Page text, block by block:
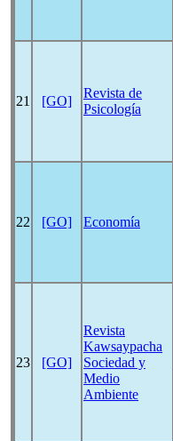
21 [GO]
Revista de
Psicología
22 [GO] Economía
23 [GO]
Revista
Kawsaypacha
Sociedad y
Medio
Ambiente